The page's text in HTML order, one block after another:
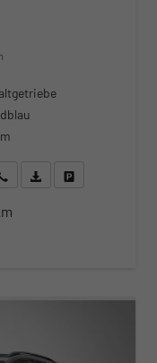
anfragen
Wir rufen Sie anFahrzeugexposé (PDF)